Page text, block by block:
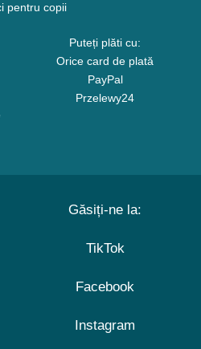
pentru copii
Puteți plăti cu:
Orice card de plată
PayPal
Przelewy24
Găsiți-ne la:
TikTok
Facebook
Instagram